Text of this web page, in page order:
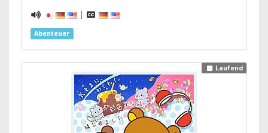
|
Abenteuer
Laufend